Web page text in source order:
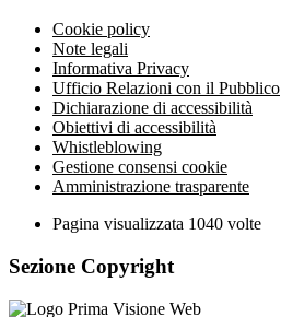
Cookie policy
Note legali
Informativa Privacy
Ufficio Relazioni con il Pubblico
Dichiarazione di accessibilità
Obiettivi di accessibilità
Whistleblowing
Gestione consensi cookie
Amministrazione trasparente
Pagina visualizzata 1040 volte
Sezione Copyright